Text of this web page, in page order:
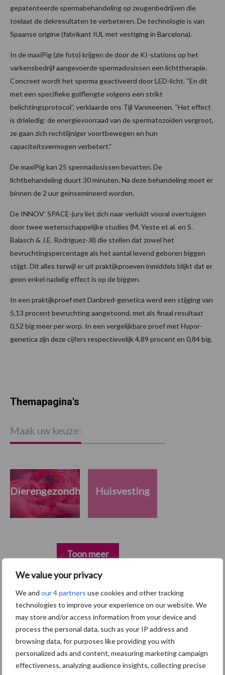
We value your privacy
We and our 4 partners use cookies and other tracking
technologies to improve your experience on our website. We
may store and/or access information from your device and
process the personal data, such as your IP address and
browsing data, for purposes like providing you with
personalized ads and content, measuring marketing campaign
effectiveness, analyzing audience insights, collecting precise
gepatenteerde spermabehandeling op zeugenbedrijven die
toelaat de dekresultaten te verbeteren. De technologie is van
Spaanse origine (fabrikant IUL met vestiging in Barcelona).
In de maxiPig (zie foto) krijgen de door de KI-stations op het
varkensbedrijf aangevoerde spermadosissen een lichttherapie.
Concreet wordt het sperma geactiveerd door LED-licht. “En dit
met een specifieke golflengte volgens een strikt
belichtingsprotocol”, verklaarde ons Tijl Vanmeenen. “Het effect
is drieledig: de energievoorraad van de spermatozoïden vergroot,
ze gaan zich rechtlijniger voortbewegen en hun
capaciteitsvermogen verbetert.”
De maxiPig kan 25 spermadosissen bevatten. De
lichtbehandeling duurt 30 minuten. Na deze behandeling moet er
binnen de 2 uur geïnsemineerd worden.
De INNOV’ SPACE-jury liet zich naar verluidt vooral overtuigen
door twee wetenschappelijke studies (M. Yeste et al. en S.
Balasch & J.E. Rodriguez-Jil) die stellen dat zowel het
bevruchtingspercentage als het aantal levend geboren biggen
stijgt. Dit alles terwijl er uit praktijkproeven inmiddels blijkt dat er
geen enkel nadelig effect is op de biggen.
In een praktijkproef met Danbred-genetica werd een stijging van
5,13 procent bevruchting aangetoond, met als finaal resultaat
0,52 big meer per worp. In een vergelijkbare proef met Hypor-
genetica zijn deze cijfers respectievelijk 4,89 procent en 0,84 big.
Primaire
Sidebar
Recent nieuws Partner nieuws
7 aug
Britse varkenssector vreest
afzetcrisis in het najaar
Themapagina's
Maak uw keuze:
Dierengezondheid Huisvesting
Toon meer